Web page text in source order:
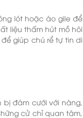
lót hoặc áo gile để
liệu thấm hút mồ hôi
giúp chú rể tự tin di
bị đám cưới với nàng,
cử chỉ quan tâm,